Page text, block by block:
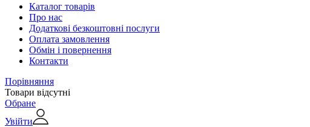
Каталог товарів
Про нас
Додаткові безкоштовні послуги
Оплата замовлення
Обмін і повернення
Контакти
Порівняння
Товари відсутні
Обране
Увійти